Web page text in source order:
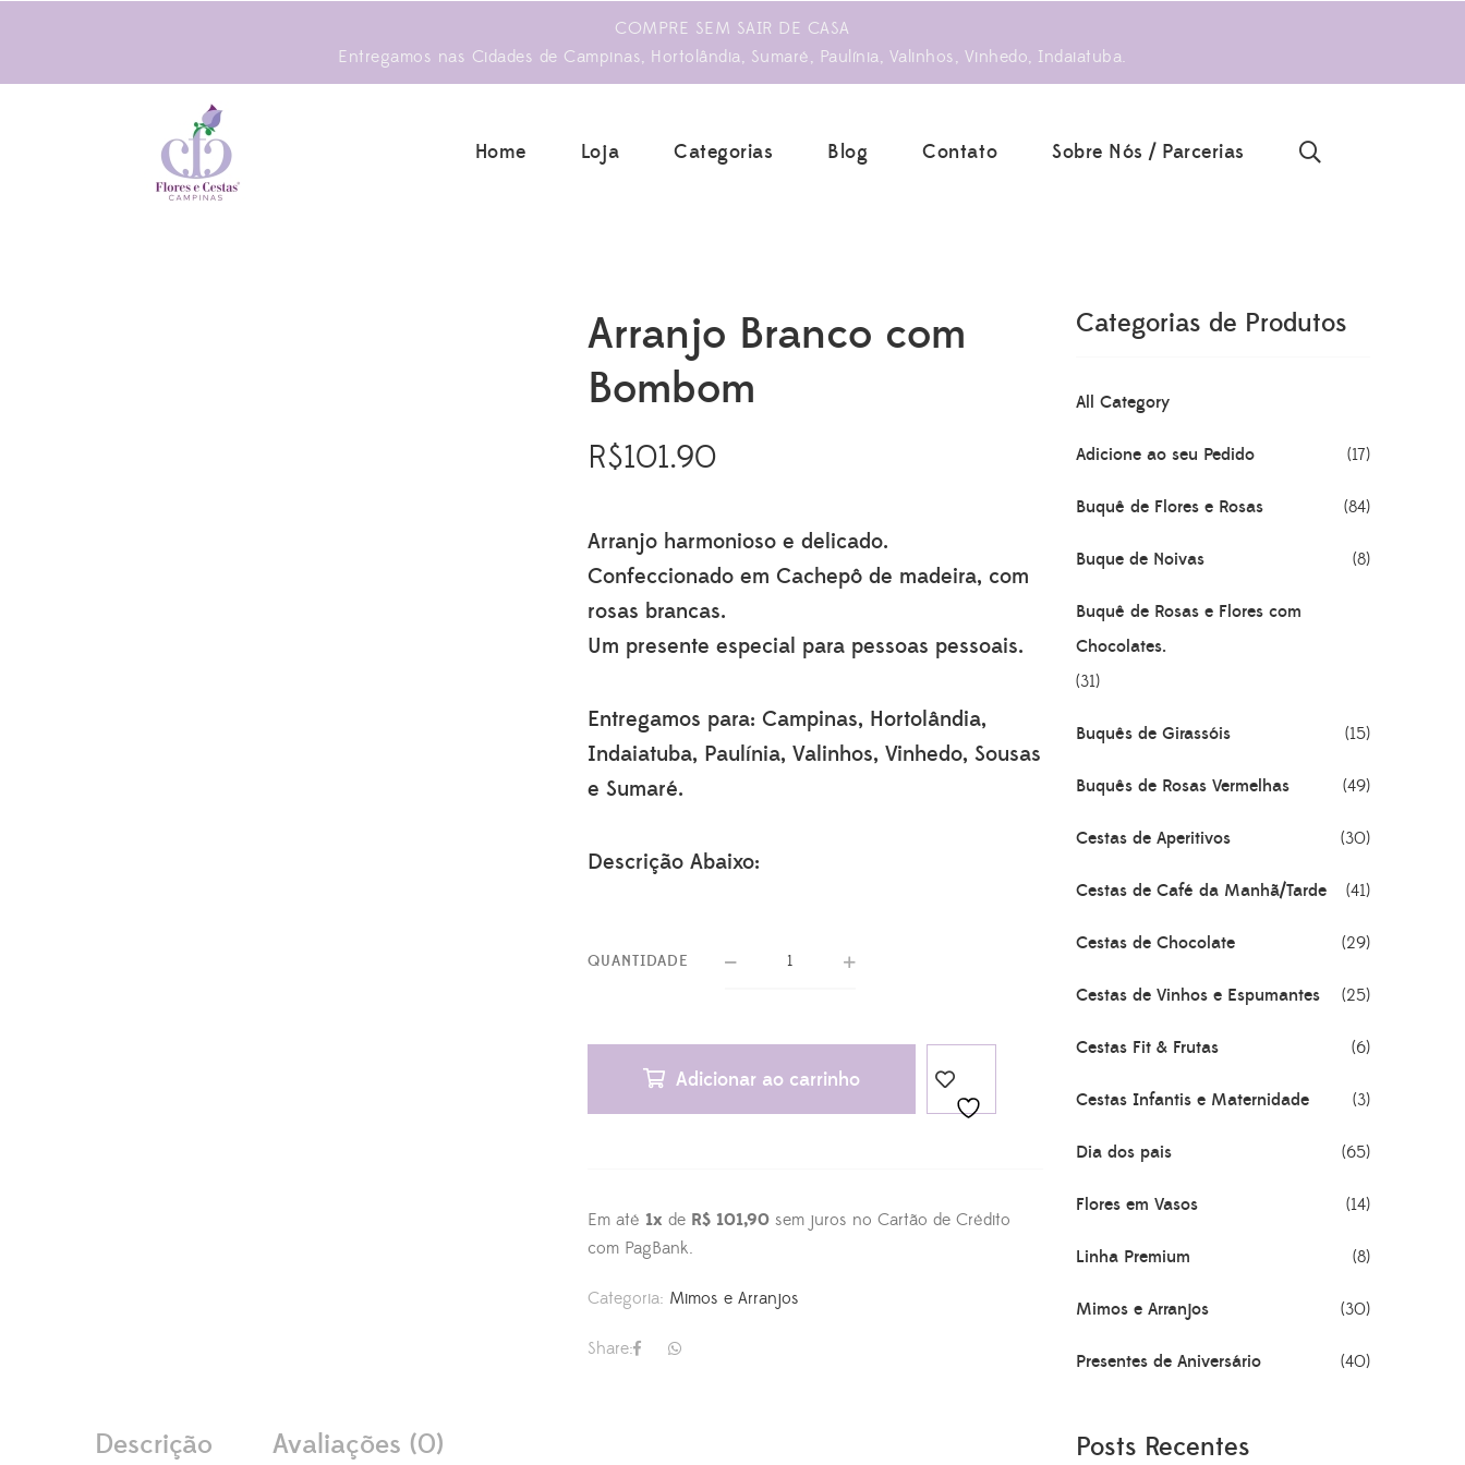
COMPRE SEM SAIR DE CASA
Entregamos nas Cidades de Campinas, Hortolândia, Sumaré, Paulínia, Valinhos, Vinhedo, Indaiatuba.
Home Loja Categorias Blog Contato Sobre Nós / Parcerias
Arranjo Branco com
Bombom
R$101.90
Arranjo harmonioso e delicado.
Confeccionado em Cachepô de madeira, com
rosas brancas.
Um presente especial para pessoas pessoais.
Entregamos para: Campinas, Hortolândia,
Indaiatuba, Paulínia, Valinhos, Vinhedo, Sousas
e Sumaré.
Descrição Abaixo:
QUANTIDADE
Adicionar ao carrinho
Em até1x de R$ 101,90 sem juros no Cartão de Crédito
com PagBank.
Categoria: Mimos e Arranjos
Share:
Descrição Avaliações (0)
Categorias de Produtos
All Category
Adicione ao seu Pedido (17)
Buquê de Flores e Rosas (84)
Buque de Noivas (8)
Buquê de Rosas e Flores com
Chocolates.
(31)
Buquês de Girassóis (15)
Buquês de Rosas Vermelhas (49)
Cestas de Aperitivos (30)
Cestas de Café da Manhã/Tarde (41)
Cestas de Chocolate (29)
Cestas de Vinhos e Espumantes (25)
Cestas Fit & Frutas (6)
Cestas Infantis e Maternidade (3)
Dia dos pais (65)
Flores em Vasos (14)
Linha Premium (8)
Mimos e Arranjos (30)
Presentes de Aniversário (40)
Posts Recentes